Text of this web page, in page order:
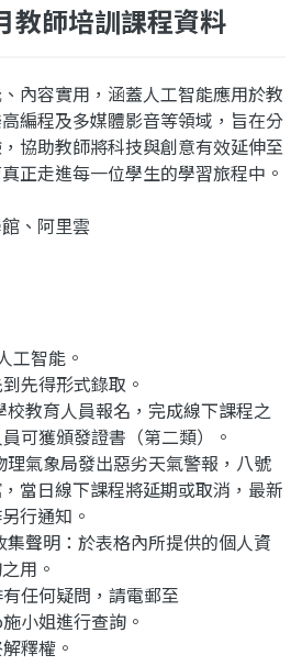
教師培訓課程資料
內容實用，涵蓋人工智能應用於教
編程及多媒體影音等領域，旨在分
協助教師將科技與創意有效延伸至
正走進每一位學生的學習旅程中。
、阿里雲
工智能。
先得形式錄取。
教育人員報名，完成線下課程之
可獲頒發證書（第二類）。
氣象局發出惡劣天氣警報，八號
當日線下課程將延期或取消，最新
行通知。
聲明：於表格內所提供的個人資
用。
任何疑問，請電郵至
小姐進行查詢。
釋權。